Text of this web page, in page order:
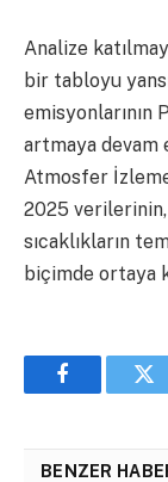
Analize
bir tabloyu
emisyonlarının
artmaya
Atmosfer
2025
sıcaklıkların
biçimde ortaya
Facebook
BENZER